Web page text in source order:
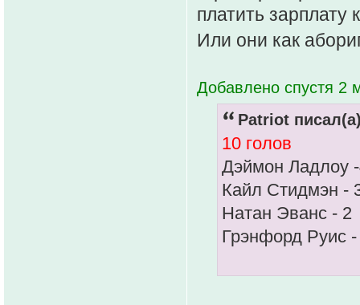
платить зарплату
Или они как
Добавлено спустя 2
Patriot
10 голов
Дэймон Ладлоу
Кайл Стидмэн -
Натан Эванс - 2
Грэнфорд Руис